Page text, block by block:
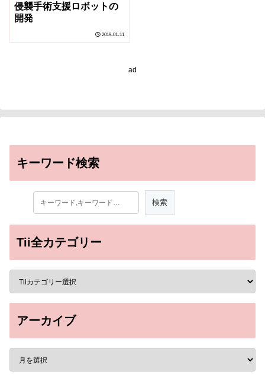
侵襲手術支援ロボットの
開発
2019-01-11
ad
キーワード検索
Tii全カテゴリー
アーカイブ